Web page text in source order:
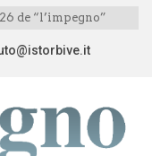
de “l’impegno”